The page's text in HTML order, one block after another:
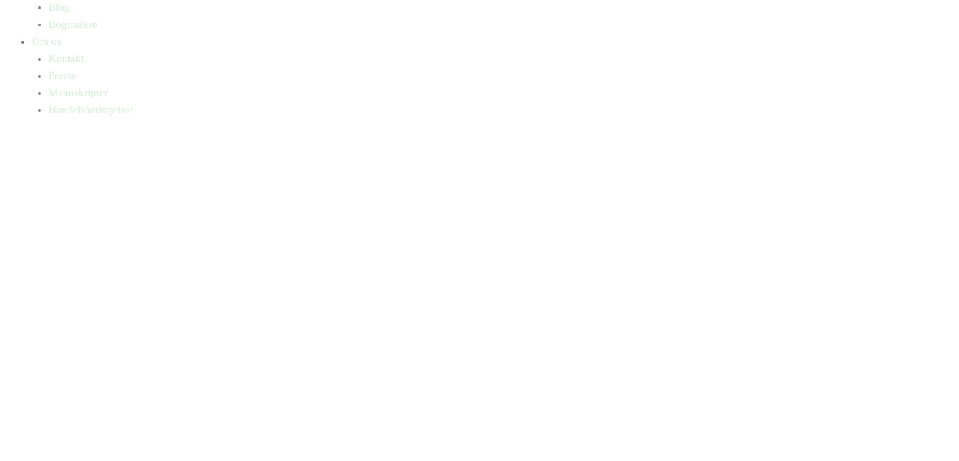
Blog
Bogtrailere
Om os
Kontakt
Presse
Manuskripter
Handelsbetingelser